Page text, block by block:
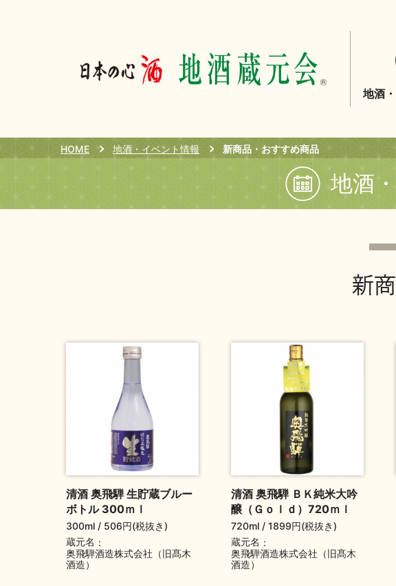
地酒
HOME 地酒・イベント情報 新商品・おすすめ商品
地酒
新
清酒 奥飛騨 生貯蔵ブルー
ボトル 300ｍｌ
300ml
506円(税抜き)
蔵元名
奥飛騨酒造株式会社（旧髙木
酒造）
清酒 奥飛騨 ＢＫ純米大吟
醸（Ｇｏｌｄ）720ｍｌ
720ml
1899円(税抜き)
蔵元名
奥飛騨酒造株式会社（旧髙木
酒造）